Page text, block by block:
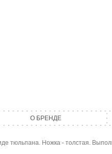
О БРЕНДЕ
тюльпана. Ножка - толстая.